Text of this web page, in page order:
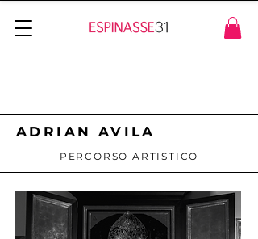
ADRIAN AVILA
PERCORSO ARTISTICO